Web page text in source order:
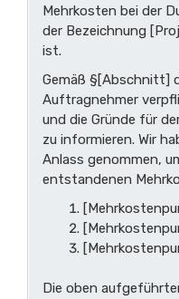
Mehrkosten bei der
der Bezeichnung
ist.
Gemäß §[Abschnitt]
Auftragnehmer
und die Gründe für
zu informieren. Wir
Anlass genommen,
entstandenen
Die oben